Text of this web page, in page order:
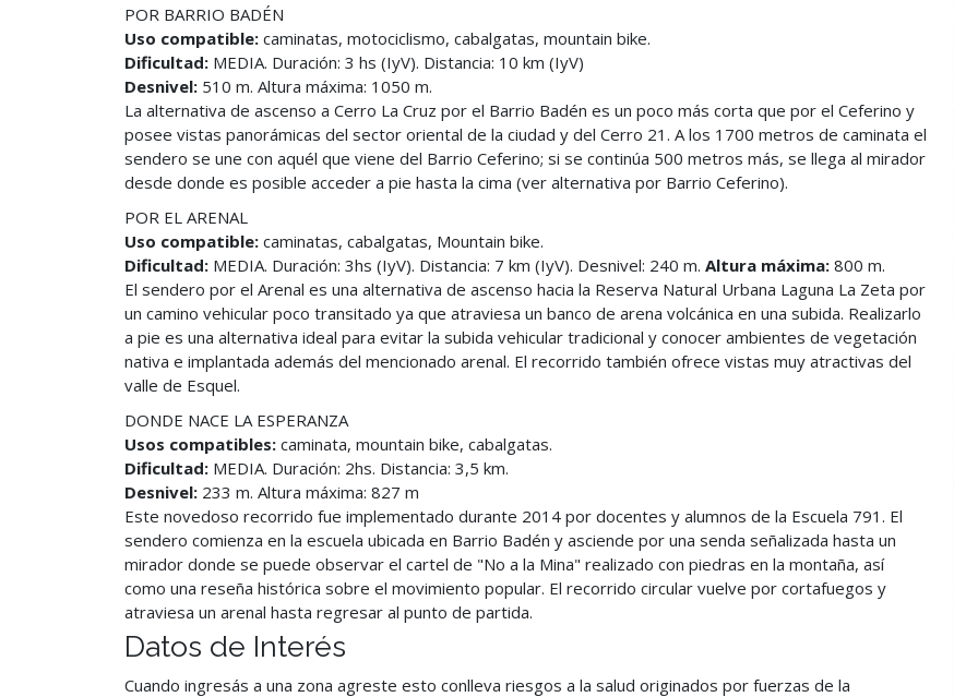
POR BARRIO BADÉN
Uso compatible: caminatas, motociclismo, cabalgatas, mountain bike.
Dificultad: MEDIA. Duración: 3 hs (IyV). Distancia: 10 km (IyV)
Desnivel: 510 m. Altura máxima: 1050 m.
La alternativa de ascenso a Cerro La Cruz por el Barrio Badén es un poco más corta que por el Ceferino y
posee vistas panorámicas del sector oriental de la ciudad y del Cerro 21. A los 1700 metros de caminata el
sendero se une con aquél que viene del Barrio Ceferino; si se continúa 500 metros más, se llega al mirador
desde donde es posible acceder a pie hasta la cima (ver alternativa por Barrio Ceferino).
POR EL ARENAL
Uso compatible: caminatas, cabalgatas, Mountain bike.
Dificultad: MEDIA. Duración: 3hs (IyV). Distancia: 7 km (IyV). Desnivel: 240 m. Altura máxima: 800 m.
El sendero por el Arenal es una alternativa de ascenso hacia la Reserva Natural Urbana Laguna La Zeta por
un camino vehicular poco transitado ya que atraviesa un banco de arena volcánica en una subida. Realizarlo
a pie es una alternativa ideal para evitar la subida vehicular tradicional y conocer ambientes de vegetación
nativa e implantada además del mencionado arenal. El recorrido también ofrece vistas muy atractivas del
valle de Esquel.
DONDE NACE LA ESPERANZA
Usos compatibles: caminata, mountain bike, cabalgatas.
Dificultad: MEDIA. Duración: 2hs. Distancia: 3,5 km.
Desnivel: 233 m. Altura máxima: 827 m
Este novedoso recorrido fue implementado durante 2014 por docentes y alumnos de la Escuela 791. El
sendero comienza en la escuela ubicada en Barrio Badén y asciende por una senda señalizada hasta un
mirador donde se puede observar el cartel de "No a la Mina" realizado con piedras en la montaña, así
como una reseña histórica sobre el movimiento popular. El recorrido circular vuelve por cortafuegos y
atraviesa un arenal hasta regresar al punto de partida.
Datos de Interés
Cuando ingresás a una zona agreste esto conlleva riesgos a la salud originados por fuerzas de la